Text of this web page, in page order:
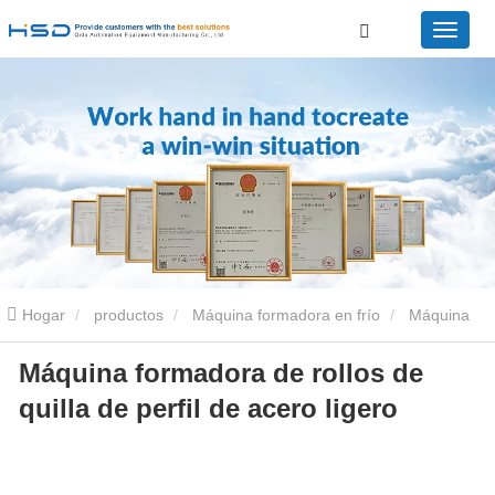
Hogar productos Máquina formadora en frío Máquina
formadora de rollos de quilla de acero ligero Máquina formadora
de rollos de quilla de perfil de acero ligero
Máquina formadora de rollos de
quilla de perfil de acero ligero